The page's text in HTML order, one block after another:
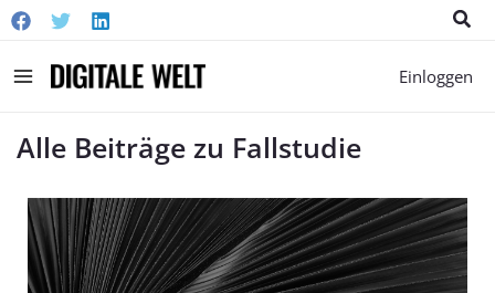
Main
Einloggen
Alle Beiträge zu Fallstudie